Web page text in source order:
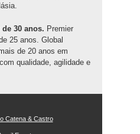
30 anos. Premier
25 anos. Global
de 20 anos em
qualidade, agilidade e
Catena & Castro